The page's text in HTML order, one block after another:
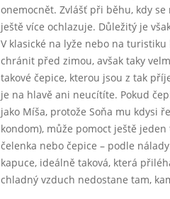
onemocnět. Zvlášť při běhu, kdy
ještě více ochlazuje. Důležitý je
V klasické na lyže nebo na
chránit před zimou, avšak taky
takové čepice, kterou jsou z tak
je na hlavě ani neucítíte. Pokud
jako Míša, protože Soňa mu kdysi
kondom), může pomoct ještě
čelenka nebo čepice – podle
kapuce, ideálně taková, která
chladný vzduch nedostane tam,